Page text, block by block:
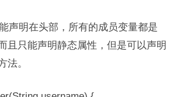
声明在头部，所有的成员变量都是
且只能声明静态属性，但是可以声明
法。